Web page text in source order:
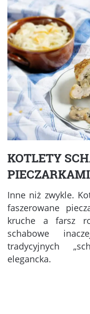
KOTLETY
Inne niż zwykle.
faszerowane
kruche a farsz
schabowe
tradycyjnych
elegancka.